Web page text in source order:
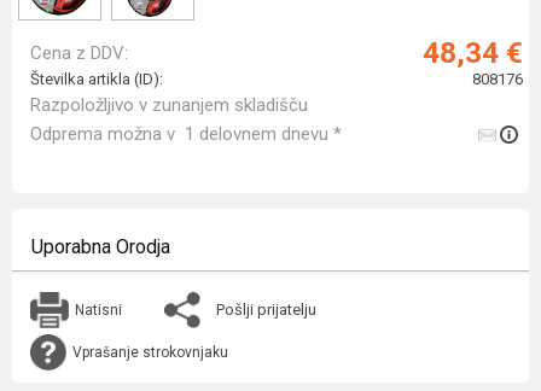
Cena z DDV: 48,34 €
Številka artikla (ID): 808176
Razpoložljivo v zunanjem skladišču
Odprema možna v 1 delovnem dnevu *
Uporabna Orodja
Natisni Pošlji prijatelju
Vprašanje strokovnjaku